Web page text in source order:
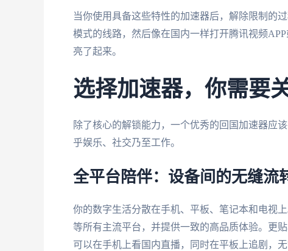
当你使用具备这些特性的加速器后，解除限制的
模式的线路，然后像在国内一样打开腾讯视频
亮了起来。
选择加速器，你需要
除了核心的解锁能力，一个优秀的回国加速器应
乎娱乐、社交乃至工作。
全平台陪伴：设备间的无缝流
你的数字生活分散在手机、平板、笔记本和电视
等所有主流平台，并提供一致的高品质体验。更
可以在手机上看国内直播，同时在平板上追剧，